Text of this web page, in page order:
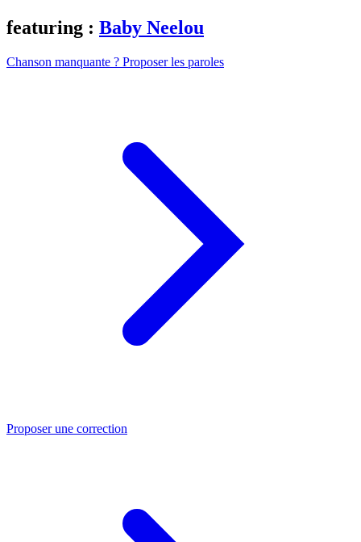
featuring : Baby Neelou
Chanson manquante ? Proposer les paroles
Proposer une correction